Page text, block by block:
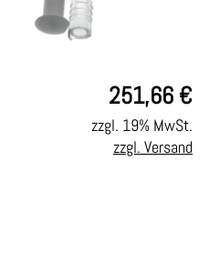
251,66 €
zzgl. 19% MwSt.
zzgl. Versand